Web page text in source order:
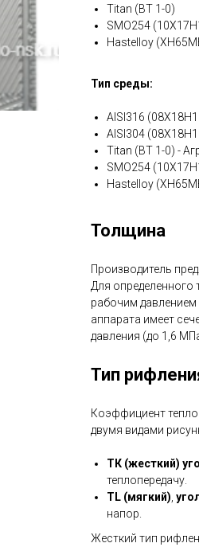
Titan (ВТ 1-0)
SMO254
Hastelloy
Тип среды:
AISI316
AISI304
Titan (ВТ 1-0) -
SMO254
Hastelloy
Толщина
Производитель
Для определенного
рабочим
аппарата имеет
давления (до 1,6
Тип
Коэффициент
двумя видами
ТК (жесткий)
теплопередачу.
TL (мягкий),
напор.
Жесткий тип